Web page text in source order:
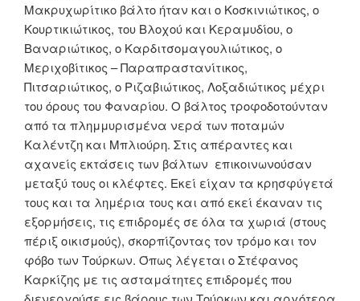
Μακρυχωρίτικο βάλτο ήταν και ο Κοσκινιώτικος, ο
Κουρτικιώτικος, του Βλοχού και Κεραμυδίου, ο
Βαναριώτικος, ο Καρδιτσομαγουλιώτικος, ο
Μεριχοβίτικος – Παραπραστανίτικος,
Πιτσαριώτικος, ο Ριζαβιώτικος, Λοξαδιώτικος μέχρι
του όρους του Φαναρίου. Ο βάλτος τροφοδοτούνταν
από τα πλημμυρισμένα νερά των ποταμών
Καλέντζη και Μπλιούρη. Στις απέραντες και
αχανείς εκτάσεις των βάλτων επικοινωνούσαν
μεταξύ τους οι κλέφτες. Εκεί είχαν τα κρησφύγετά
τους και τα λημέρια τους και από εκεί έκαναν τις
εξορμήσεις, τις επιδρομές σε όλα τα χωριά (στους
πέριξ οικισμούς), σκορπίζοντας τον τρόμο και τον
φόβο των Τούρκων. Όπως λέγεται ο Στέφανος
Καρκίζης με τις ασταμάτητες επιδρομές που